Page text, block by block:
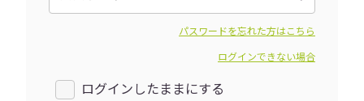
パスワードを忘れた方はこちら
ログインできない場合
ログインしたままにする